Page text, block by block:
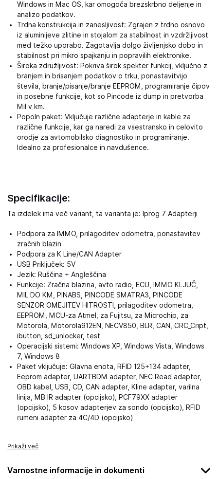
Windows in Mac OS, kar omogoča brezskrbno deljenje in
analizo podatkov.
Trdna konstrukcija in zanesljivost: Zgrajen z trdno osnovo
iz aluminijeve zlitine in stojalom za stabilnost in vzdržljivost
med težko uporabo. Zagotavlja dolgo življenjsko dobo in
stabilnost pri mikro spajkanju in popravilih elektronike.
Široka združljivost: Pokriva širok spekter funkcij, vključno z
branjem in brisanjem podatkov o trku, ponastavitvijo
števila, branje/pisanje/branje EEPROM, programiranje čipov
in posebne funkcije, kot so Pincode iz dump in pretvorba
Mil v km.
Popoln paket: Vključuje različne adapterje in kable za
različne funkcije, kar ga naredi za vsestransko in celovito
orodje za avtomobilsko diagnostiko in programiranje.
Idealno za profesionalce in navdušence.
Specifikacije:
Ta izdelek ima več variant, ta varianta je: Iprog 7 Adapterji
Podpora za IMMO, prilagoditev odometra, ponastavitev
zračnih blazin
Podpora za K Line/CAN Adapter
USB Priključek: 5V
Jezik: Ruščina + Angleščina
Funkcije: Zračna blazina, avto radio, ECU, IMMO KLJUČ,
MIL DO KM, PINABS, PINCODE SMATRA3, PINCODE
SENZOR OMEJITEV HITROSTI, prilagoditev odometra,
EEPROM, MCU-za Atmel, za Fujitsu, za Microchip, za
Motorola, Motorola912EN, NECV850, BLR, CAN, CRC_Cript,
ibutton, sd_unlocker, test
Operacijski sistemi: Windows XP, Windows Vista, Windows
7, Windows 8
Paket vključuje: Glavna enota, RFID 125+134 adapter,
Eeprom adapter, UARTBDM adapter, NEC Read adapter,
OBD kabel, USB, CD, CAN adapter, Kline adapter, varilna
linija, MB IR adapter (opcijsko), PCF79XX adapter
(opcijsko), 5 kosov adapterjev za sondo (opcijsko), RFID
rumeni adapter za 4C/4D (opcijsko)
Prikaži več
Varnostne informacije in dokumenti